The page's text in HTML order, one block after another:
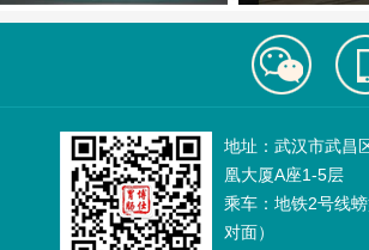
地址：武汉市武昌
凰大厦A座1-5层
乘车：地铁2号线
对面）